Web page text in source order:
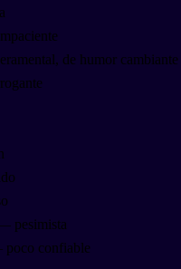
de humor cambiante
pesimista
confiable